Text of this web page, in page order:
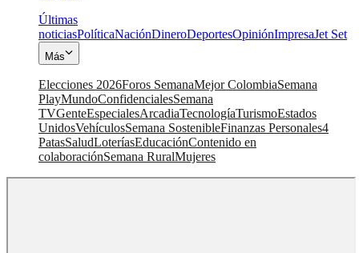
Últimas
noticiasPolíticaNaciónDineroDeportesOpiniónImpresaJet Set
Más
Elecciones 2026Foros SemanaMejor ColombiaSemana
PlayMundoConfidencialesSemana
TVGenteEspecialesArcadiaTecnologíaTurismoEstados
UnidosVehículosSemana SostenibleFinanzas Personales4
PatasSaludLoteríasEducaciónContenido en
colaboraciónSemana RuralMujeres